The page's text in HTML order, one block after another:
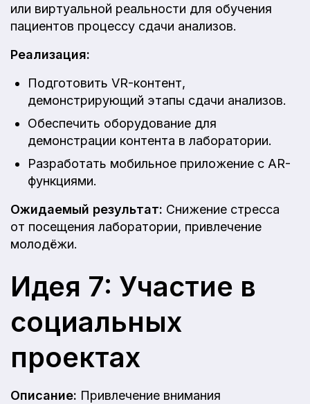
или виртуальной реальности для обучения
пациентов процессу сдачи анализов.
Реализация:
Подготовить VR-контент,
демонстрирующий этапы сдачи анализов.
Обеспечить оборудование для
демонстрации контента в лаборатории.
Разработать мобильное приложение с AR-
функциями.
Ожидаемый результат: Снижение стресса
от посещения лаборатории, привлечение
молодёжи.
Идея 7: Участие в
социальных
проектах
Описание: Привлечение внимания